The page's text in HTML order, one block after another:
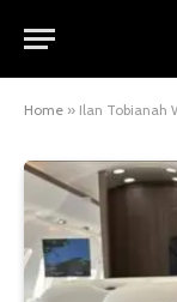
Home » Ilan Tobianah